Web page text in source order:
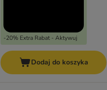
-20% Extra Rabat - Aktywuj
Dodaj do koszyka